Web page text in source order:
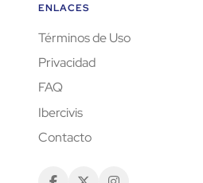
ENLACES
Términos de Uso
Privacidad
FAQ
Ibercivis
Contacto